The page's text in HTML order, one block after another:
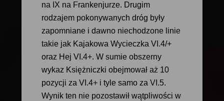
na IX na Frankenjurze. Drugim
rodzajem pokonywanych dróg były
zapomniane i dawno niechodzone linie
takie jak Kajakowa Wycieczka VI.4/+
oraz Hej VI.4+. W sumie obszerny
wykaz Księżniczki obejmował aż 10
pozycji za VI.4+ i tyle samo za VI.5.
Wynik ten nie pozostawił wątpliwości w